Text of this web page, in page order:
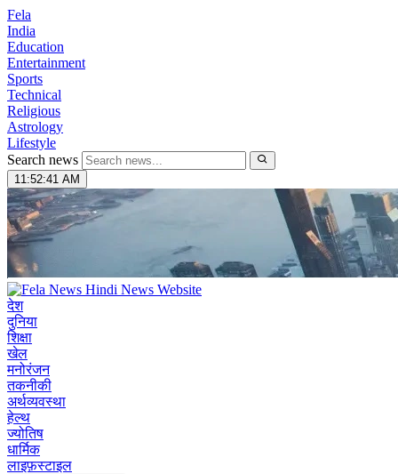
Fela
India
Education
Entertainment
Sports
Technical
Religious
Astrology
Lifestyle
Search news
11:52:42 AM
देश
दुनिया
शिक्षा
खेल
मनोरंजन
तकनीकी
अर्थव्यवस्था
हेल्थ
ज्योतिष
धार्मिक
लाइफ़स्टाइल